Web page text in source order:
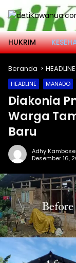
Langsung
ke
konten
HUKRIM
Beranda HEADLINE
HEADLINE MANADO
Diakonia
Warga
Baru
Adhy Kambose
Desember 16,